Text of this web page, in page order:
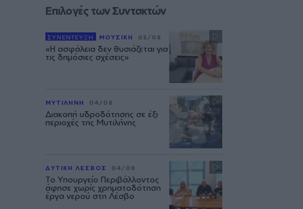
Επιλογές των Συντακτών
ΣΥΝΕΝΤΕΥΞΗ ΜΟΥΣΙΚΗ 05/08
«Η ασφάλεια δεν θυσιάζεται για
τις δημόσιες σχέσεις»
ΜΥΤΙΛΗΝΗ 04/08
Διακοπή υδροδότησης σε έξι
περιοχές της Μυτιλήνης
ΔΥΤΙΚΗ ΛΕΣΒΟΣ 04/08
Το Υπουργείο Περιβάλλοντος
άφησε χωρίς χρηματοδότηση
έργα νερού στη Λέσβο